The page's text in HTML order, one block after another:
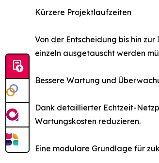
Kürzere Projektlaufzeiten
Von der Entscheidung bis hin
einzeln ausgetauscht werden
Bessere Wartung und
Dank detaillierter Echtzeit-
Wartungskosten reduzieren.
Eine modulare Grundlage für